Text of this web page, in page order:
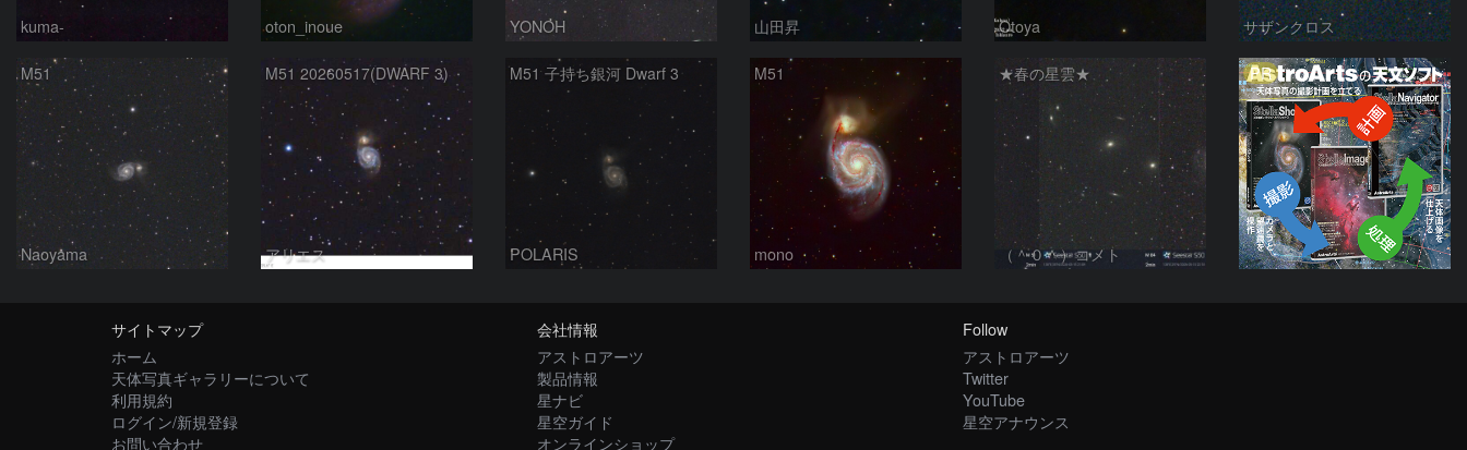
kuma- oton_inoue YONOH 山田昇 Otoya サザンクロス
M51
Naoyama
M51 20260517(DWARF 3)
アリエス
M51 子持ち銀河 Dwarf 3
POLARIS
M51
mono
★春の星雲★
（＾０＾）コメト
PR
サイトマップ
ホーム
天体写真ギャラリーについて
利用規約
ログイン/新規登録
お問い合わせ
会社情報
アストロアーツ
製品情報
星ナビ
星空ガイド
オンラインショップ
Follow
アストロアーツ
Twitter
YouTube
星空アナウンス